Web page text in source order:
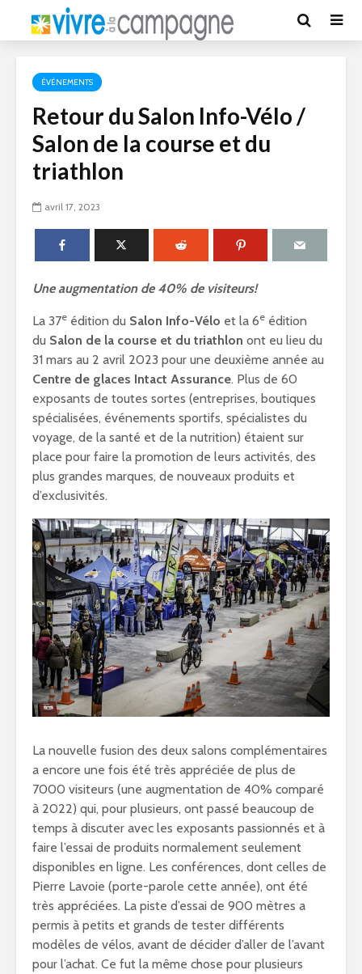
ÉVÉNEMENTS
Retour du Salon Info-Vélo /
Salon de la course et du
triathlon
avril 17, 2023
Une augmentation de 40% de visiteurs!
La 37e édition du Salon Info-Vélo et la 6e édition
du Salon de la course et du triathlon ont eu lieu du
31 mars au 2 avril 2023 pour une deuxième année au
Centre de glaces Intact Assurance. Plus de 60
exposants de toutes sortes (entreprises, boutiques
spécialisées, événements sportifs, spécialistes du
voyage, de la santé et de la nutrition) étaient sur
place pour faire la promotion de leurs activités, des
plus grandes marques, de nouveaux produits et
d’exclusivités.
La nouvelle fusion des deux salons complémentaires
a encore une fois été très appréciée de plus de
7000 visiteurs (une augmentation de 40% comparé
à 2022) qui, pour plusieurs, ont passé beaucoup de
temps à discuter avec les exposants passionnés et à
faire l’essai de produits normalement seulement
disponibles en ligne. Les conférences, dont celles de
Pierre Lavoie (porte-parole cette année), ont été
très appréciées. La piste d’essai de 900 mètres a
permis à petits et grands de tester différents
modèles de vélos, avant de décider d’aller de l’avant
pour l’achat. Ce fut la même chose pour plusieurs